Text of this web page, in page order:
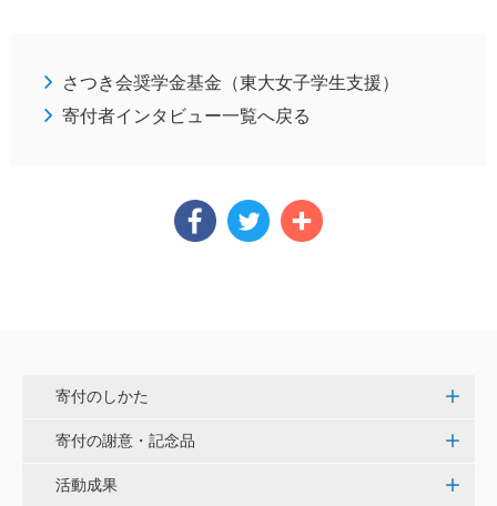
さつき会奨学金基金（東大女子学生支援）
寄付者インタビュー一覧へ戻る
寄付のしかた
寄付の謝意・記念品
活動成果